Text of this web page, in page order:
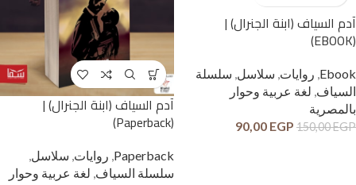
آدم السياف (ابنة الجنرال) |
(EBOOK)
Ebook
, روايات, سلاسل, سلسلة
السياف, لغة عربية وحوار
بالمصرية
150,00EGP
90,00 EGP
آدم السياف (ابنة الجنرال) |
(Paperback)
Paperback
, روايات, سلاسل,
سلسلة السياف, لغة عربية وحوار